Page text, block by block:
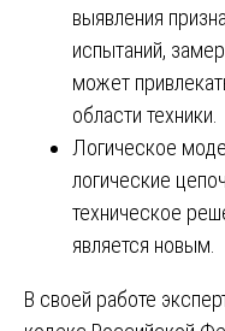
выявления
испытаний,
может
области техники.
Логическое
логические
техническое
является новым.
В своей работе